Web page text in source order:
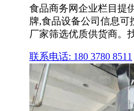
食品商务网企业栏目提
牌,食品设备公司信息可
厂家筛选优质供货商。
联系电话: 180 3780 8511